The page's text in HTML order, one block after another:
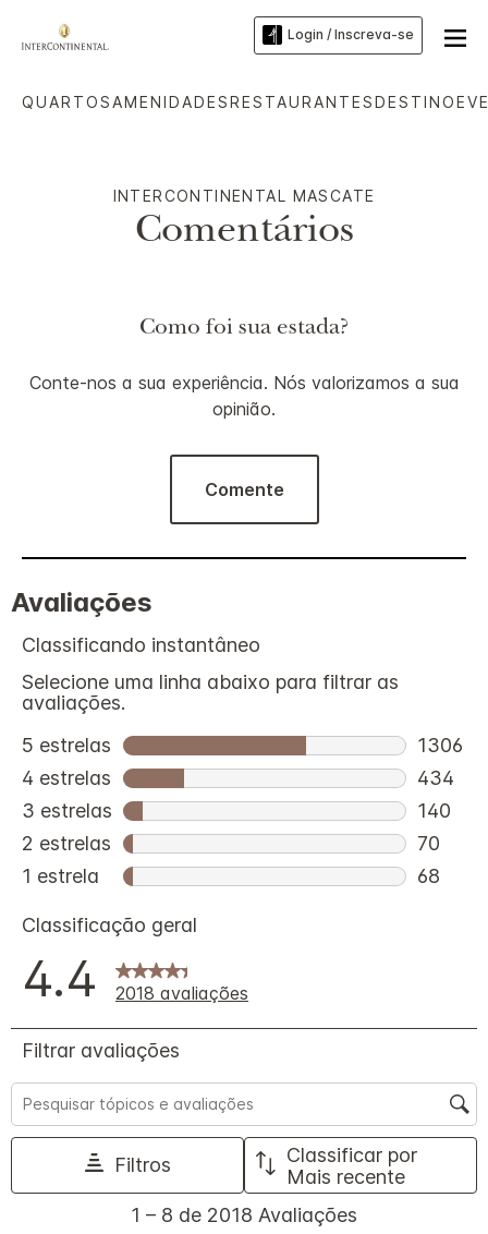
Login / Inscreva-se
QUARTOSAMENIDADESRESTAURANTESDESTINO
INTERCONTINENTAL MASCATE
Comentários
Como foi sua estada?
Conte-nos a sua experiência. Nós valorizamos a sua
opinião.
Comente